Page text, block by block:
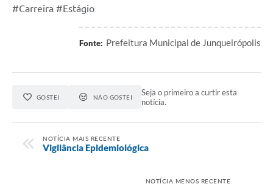
#Carreira #Estágio
Fonte: Prefeitura Municipal de Junqueirópolis
GOSTEI NÃO GOSTEI
Seja o primeiro a curtir esta
notícia.
NOTÍCIA MAIS RECENTE
Vigilância Epidemiológica
NOTÍCIA MENOS RECENTE